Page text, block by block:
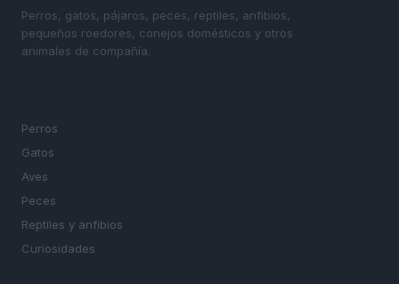
Perros, gatos, pájaros, peces, reptiles, anfibios,
pequeños roedores, conejos domésticos y otros
animales de compañía.
Perros
Gatos
Aves
Peces
Reptiles y anfibios
Curiosidades